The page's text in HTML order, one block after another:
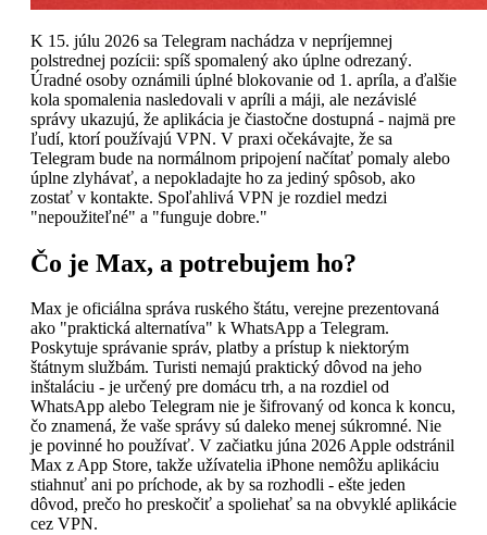
K 15. júlu 2026 sa Telegram nachádza v nepríjemnej
polstrednej pozícii: spíš spomalený ako úplne odrezaný.
Úradné osoby oznámili úplné blokovanie od 1. apríla, a ďalšie
kola spomalenia nasledovali v apríli a máji, ale nezávislé
správy ukazujú, že aplikácia je čiastočne dostupná - najmä pre
ľudí, ktorí používajú VPN. V praxi očekávajte, že sa
Telegram bude na normálnom pripojení načítať pomaly alebo
úplne zlyhávať, a nepokladajte ho za jediný spôsob, ako
zostať v kontakte. Spoľahlivá VPN je rozdiel medzi
"nepoužiteľné" a "funguje dobre."
Čo je Max, a potrebujem ho?
Max je oficiálna správa ruského štátu, verejne prezentovaná
ako "praktická alternatíva" k WhatsApp a Telegram.
Poskytuje správanie správ, platby a prístup k niektorým
štátnym službám. Turisti nemajú praktický dôvod na jeho
inštaláciu - je určený pre domácu trh, a na rozdiel od
WhatsApp alebo Telegram nie je šifrovaný od konca k koncu,
čo znamená, že vaše správy sú daleko menej súkromné. Nie
je povinné ho používať. V začiatku júna 2026 Apple odstránil
Max z App Store, takže užívatelia iPhone nemôžu aplikáciu
stiahnuť ani po príchode, ak by sa rozhodli - ešte jeden
dôvod, prečo ho preskočiť a spoliehať sa na obvyklé aplikácie
cez VPN.